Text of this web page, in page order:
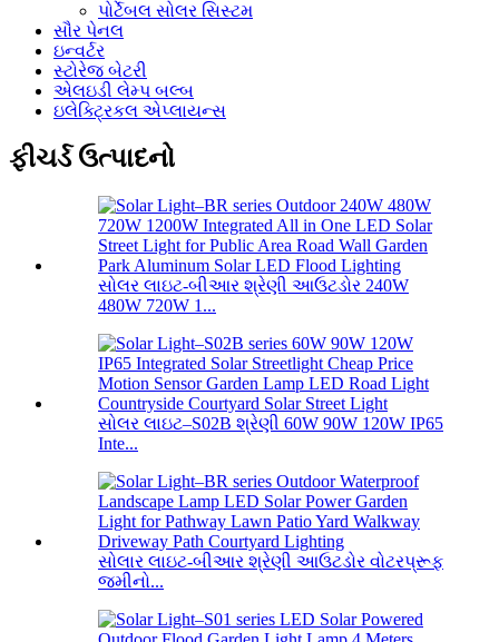
પોર્ટેબલ સોલર સિસ્ટમ
સૌર પેનલ
ઇન્વર્ટર
સ્ટોરેજ બેટરી
એલઇડી લેમ્પ બલ્બ
ઇલેક્ટ્રિકલ એપ્લાયન્સ
ફીચર્ડ ઉત્પાદનો
સોલર લાઇટ-બીઆર શ્રેણી આઉટડોર 240W
480W 720W 1...
સોલર લાઇટ–S02B શ્રેણી 60W 90W 120W IP65
Inte...
સોલાર લાઇટ-બીઆર શ્રેણી આઉટડોર વોટરપ્રૂફ
જમીનો...